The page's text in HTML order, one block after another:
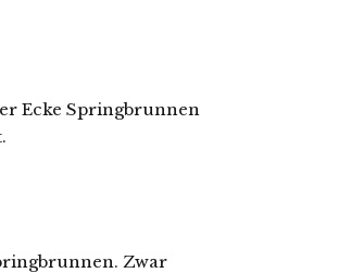
Ecke Springbrunnen
Zwar